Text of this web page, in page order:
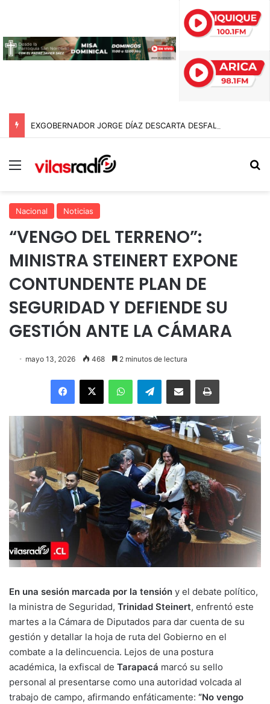
Menú
Nacional Noticias
“VENGO DEL TERRENO”:
MINISTRA STEINERT EXPONE
CONTUNDENTE PLAN DE
SEGURIDAD Y DEFIENDE SU
GESTIÓN ANTE LA CÁMARA
mayo 13, 2026 468 2 minutos de lectura
Facebook
X WhatsAppTelegramEnviar vía email Imprimir
En una sesión marcada por la tensión y el debate político,
la ministra de Seguridad, Trinidad Steinert, enfrentó este
martes a la Cámara de Diputados para dar cuenta de su
gestión y detallar la hoja de ruta del Gobierno en el
combate a la delincuencia. Lejos de una postura
académica, la exfiscal de Tarapacá marcó su sello
personal al presentarse como una autoridad volcada al
trabajo de campo, afirmando enfáticamente: “No vengo